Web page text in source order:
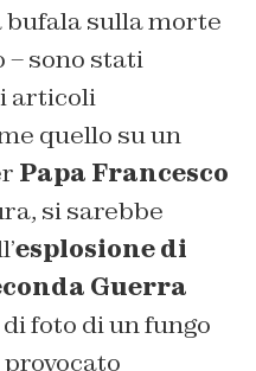
bufala sulla morte
– sono stati
articoli
quello su un
Papa Francesco
si sarebbe
esplosione di
Guerra
foto di un fungo